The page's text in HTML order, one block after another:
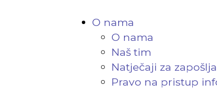
O nama
O nama
Naš tim
Natječaji za
Pravo na pristup